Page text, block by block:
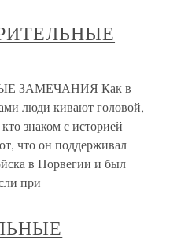
ЗАМЕЧАНИЯ Как в
люди кивают головой,
знаком с историей
что он поддерживал
в Норвегии и был
при